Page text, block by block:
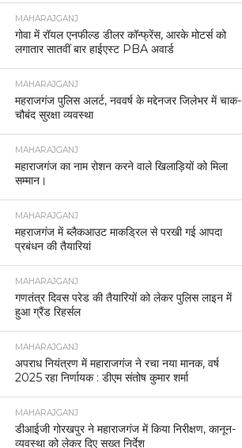
MAHARAJGANJ
गोवा में रॉयल एनफील्ड डीलर कॉन्फ्रेंस, आरके मोटर्स को
लगातार सातवीं बार हाईएस्ट PBA अवार्ड
MAHARAJGANJ
महराजगंज पुलिस अलर्ट, नववर्ष के मद्देनजर जिलेभर में चाक-
चौबंद सुरक्षा व्यवस्था
MAHARAJGANJ
महाराजगंज का नाम रोशन करने वाले खिलाड़ियों को मिला
सम्मान।
MAHARAJGANJ
महराजगंज में ब्लैकआउट माकड्रिल से परखी गई आपदा
प्रबंधन की तैयारियां
MAHARAJGANJ
गणतंत्र दिवस परेड की तैयारियों को लेकर पुलिस लाइन में
हुआ ग्रैंड रिहर्सल
MAHARAJGANJ
अपराध नियंत्रण में महाराजगंज ने रचा नया मानक, वर्ष
2025 रहा निर्णायक : डीएम संतोष कुमार शर्मा
MAHARAJGANJ
डीआईजी गोरखपुर ने महाराजगंज में किया निरीक्षण, कानून-
व्यवस्था को लेकर दिए सख्त निर्देश